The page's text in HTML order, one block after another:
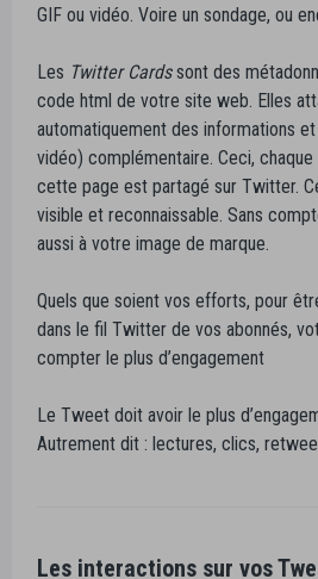
GIF ou vidéo. Voire un sondage, ou
Les Twitter Cardssont des
code html de votre site web. Elles
automatiquement des informations
vidéo) complémentaire. Ceci, chaque
cette page est partagé sur Twitter.
visible et reconnaissable. Sans
aussi à votre image de marque.
Quels que soient vos efforts, pour
dans le fil Twitter de vos abonnés,
compter le plus d’engagement
Le Tweet doit avoir le plus
Autrement dit : lectures, clics,
Les interactions sur vos